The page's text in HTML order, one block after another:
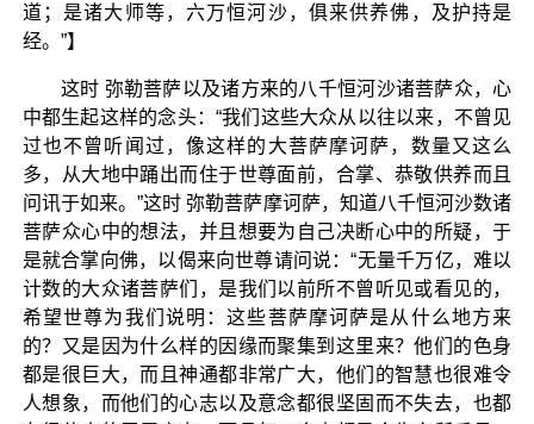
道；是诸大师等，六万恒河沙，俱来供养佛，及护持是
经。”】
这时 弥勒菩萨以及诸方来的八千恒河沙诸菩萨众，心
中都生起这样的念头：“我们这些大众从以往以来，不曾见
过也不曾听闻过，像这样的大菩萨摩诃萨，数量又这么
多，从大地中踊出而住于世尊面前，合掌、恭敬供养而且
问讯于如来。”这时 弥勒菩萨摩诃萨，知道八千恒河沙数诸
菩萨众心中的想法，并且想要为自己决断心中的所疑，于
是就合掌向佛，以偈来向世尊请问说：“无量千万亿，难以
计数的大众诸菩萨们，是我们以前所不曾听见或看见的，
希望世尊为我们说明：这些菩萨摩诃萨是从什么地方来
的？又是因为什么样的因缘而聚集到这里来？他们的色身
都是很巨大，而且神通都非常广大，他们的智慧也很难令
人想象，而他们的心志以及意念都很坚固而不失去，也都